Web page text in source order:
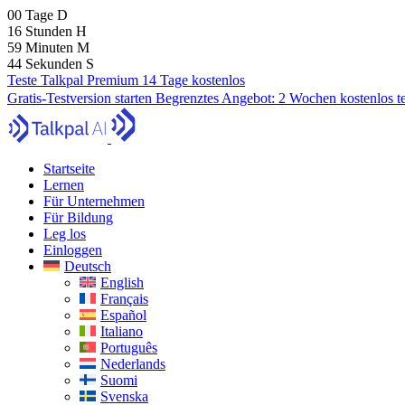
00 Tage D
16 Stunden H
59 Minuten M
43 Sekunden S
Teste Talkpal Premium 14 Tage kostenlos
Gratis-Testversion starten Begrenztes Angebot: 2 Wochen kostenlos
Startseite
Lernen
Für Unternehmen
Für Bildung
Leg los
Einloggen
Deutsch
English
Français
Español
Italiano
Português
Nederlands
Suomi
Svenska